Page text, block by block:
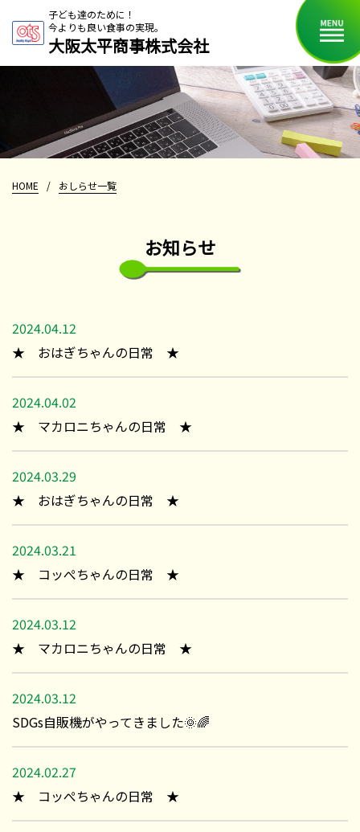
子ども達のために！
今よりも良い食事の実現。
大阪太平商事株式会社
HOME / おしらせ一覧
お知らせ
2024.04.12
★ おはぎちゃんの日常 ★
2024.04.02
★ マカロニちゃんの日常 ★
2024.03.29
★ おはぎちゃんの日常 ★
2024.03.21
★ コッぺちゃんの日常 ★
2024.03.12
★ マカロニちゃんの日常 ★
2024.03.12
SDGs自販機がやってきました🌞🌈
2024.02.27
★ コッぺちゃんの日常 ★